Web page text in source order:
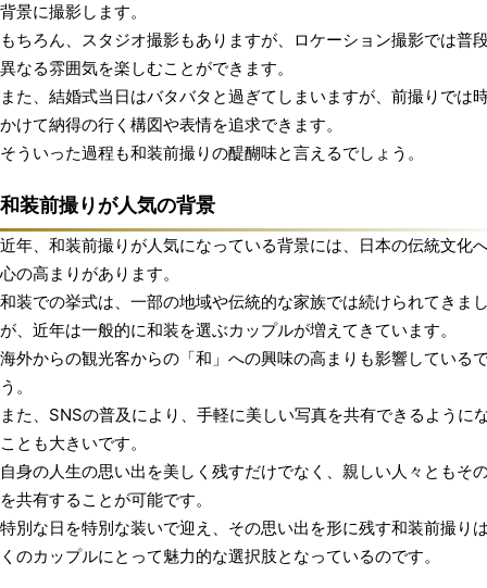
背景に撮影します。
もちろん、スタジオ撮影もありますが、ロケーション撮影では普
異なる雰囲気を楽しむことができます。
また、結婚式当日はバタバタと過ぎてしまいますが、前撮りでは
かけて納得の行く構図や表情を追求できます。
そういった過程も和装前撮りの醍醐味と言えるでしょう。
和装前撮りが人気の背景
近年、和装前撮りが人気になっている背景には、日本の伝統文化
心の高まりがあります。
和装での挙式は、一部の地域や伝統的な家族では続けられてきま
が、近年は一般的に和装を選ぶカップルが増えてきています。
海外からの観光客からの「和」への興味の高まりも影響している
う。
また、SNSの普及により、手軽に美しい写真を共有できるように
ことも大きいです。
自身の人生の思い出を美しく残すだけでなく、親しい人々ともそ
を共有することが可能です。
特別な日を特別な装いで迎え、その思い出を形に残す和装前撮り
くのカップルにとって魅力的な選択肢となっているのです。